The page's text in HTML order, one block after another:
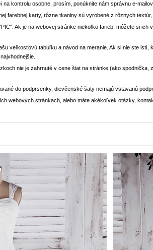
kontrolu osobne, prosím, ponúknite nám správnu e-
farebnej karty, rôzne tkaniny sú vyrobené z rôznych
Ak je na webovej stránke niekoľko farieb, môžete si
veľkosťovú tabuľku a návod na meranie. Ak si nie ste
nie je zahrnuté v cene šiat na stránke (ako
do podprsenky, dievčenské šaty nemajú vstavanú
webových stránkach, alebo máte akékoľvek otázky,